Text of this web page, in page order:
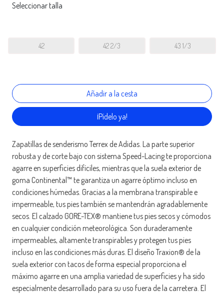
Seleccionar talla
42 42 2/3 43 1/3
¡Pídelo ya!
Zapatillas de senderismo Terrex de Adidas. La parte superior
robusta y de corte bajo con sistema Speed-Lacing te proporciona
agarre en superficies difíciles, mientras que la suela exterior de
goma Continental™ te garantiza un agarre óptimo incluso en
condiciones húmedas. Gracias a la membrana transpirable e
impermeable, tus pies también se mantendrán agradablemente
secos. El calzado GORE-TEX® mantiene tus pies secos y cómodos
en cualquier condición meteorológica. Son duraderamente
impermeables, altamente transpirables y protegen tus pies
incluso en las condiciones más duras. El diseño Traxion® de la
suela exterior con tacos de forma especial proporciona el
máximo agarre en una amplia variedad de superficies y ha sido
especialmente desarrollado para su uso fuera de la carretera. El